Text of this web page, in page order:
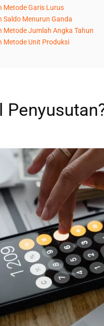
Metode Garis Lurus
Menurun Ganda
Jumlah Angka Tahun
Metode Unit Produksi